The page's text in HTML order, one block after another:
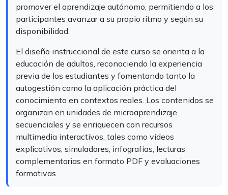
promover el aprendizaje autónomo, permitiendo a los
participantes avanzar a su propio ritmo y según su
disponibilidad.
El diseño instruccional de este curso se orienta a la
educación de adultos, reconociendo la experiencia
previa de los estudiantes y fomentando tanto la
autogestión como la aplicación práctica del
conocimiento en contextos reales. Los contenidos se
organizan en unidades de microaprendizaje
secuenciales y se enriquecen con recursos
multimedia interactivos, tales como videos
explicativos, simuladores, infografías, lecturas
complementarias en formato PDF y evaluaciones
formativas.